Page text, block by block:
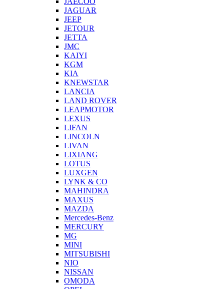
JAGUAR
JEEP
JETOUR
JETTA
JMC
KAIYI
KGM
KIA
KNEWSTAR
LANCIA
LAND ROVER
LEAPMOTOR
LEXUS
LIFAN
LINCOLN
LIVAN
LIXIANG
LOTUS
LUXGEN
LYNK & CO
MAHINDRA
MAXUS
MAZDA
Mercedes-Benz
MERCURY
MG
MINI
MITSUBISHI
NIO
NISSAN
OMODA